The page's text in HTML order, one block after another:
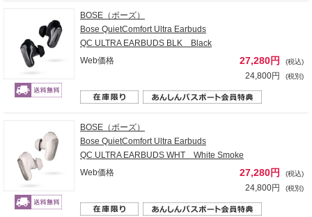
BOSE（ボーズ）
Bose QuietComfort Ultra Earbuds
QC ULTRA EARBUDS BLK Black
Web価格
27,280円 (税込)
24,800円 (税別)
BOSE（ボーズ）
Bose QuietComfort Ultra Earbuds
QC ULTRA EARBUDS WHT White Smoke
Web価格
27,280円 (税込)
24,800円 (税別)